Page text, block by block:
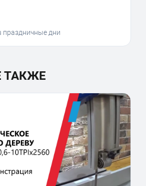
праздничные дни
ТАКЖЕ